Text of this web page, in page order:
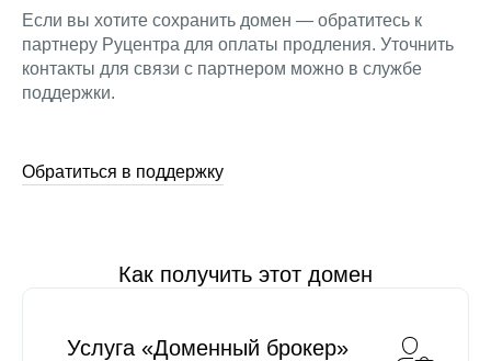
Если вы хотите сохранить домен — обратитесь к
партнеру Руцентра для оплаты продления. Уточнить
контакты для связи с партнером можно в службе
поддержки.
Обратиться в поддержку
Как получить этот домен
Услуга «Доменный брокер»